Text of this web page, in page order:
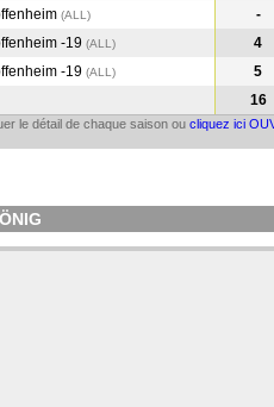
(ALL )
-
-19 (ALL )
4
-19 (ALL )
5
16
le détail de chaque saison ou cliquez ici